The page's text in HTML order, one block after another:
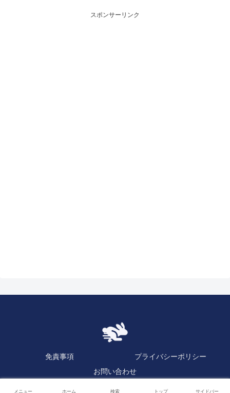
制(注意喚起・申込停止)など、空
売り関連情報を集計し、図解で
(注意喚起・申込停止)など、空売
り関連情報を集計し、図解でわ
スポンサーリンク
免責事項
プライバシーポリシー
お問い合わせ
Copyright © 2023 逆日歩速報.com All Rights Reserved.
メニュー ホーム 検索 トップ サイドバー